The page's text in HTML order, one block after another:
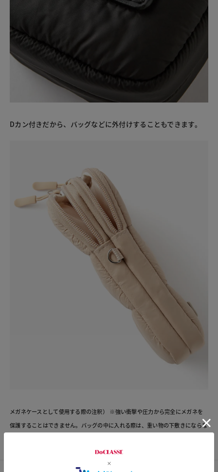
Dカン付きだから、バッグなどに外付けすることもできます。
メガネケースとして使用する際の注釈） ※強い衝撃や圧力から完全にメガネを
保護することはできません。バッグの中に入れる際は、重い物の下敷きにならな